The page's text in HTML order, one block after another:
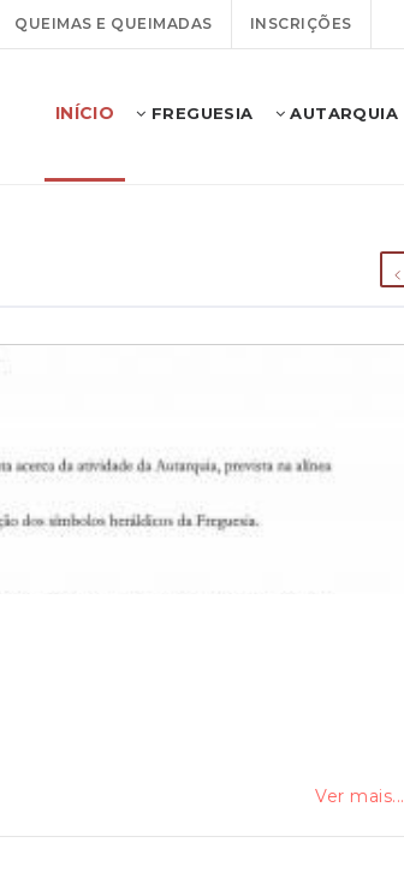
QUEIMAS E QUEIMADAS INSCRIÇÕES
INÍCIO FREGUESIA AUTARQUIA
Ver mais...